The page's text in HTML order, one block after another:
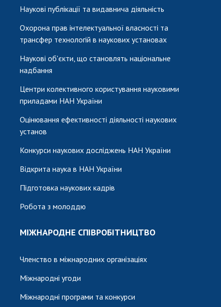
Наукові публікації та видавнича діяльність
Охорона прав інтелектуальної власності та
трансфер технологій в наукових установах
Наукові об'єкти, що становлять національне
надбання
Центри колективного користування науковими
приладами НАН України
Оцінювання ефективності діяльності наукових
установ
Конкурси наукових досліджень НАН України
Відкрита наука в НАН України
Підготовка наукових кадрів
Робота з молоддю
МІЖНАРОДНЕ СПІВРОБІТНИЦТВО
Членство в міжнародних організаціях
Міжнародні угоди
Міжнародні програми та конкурси